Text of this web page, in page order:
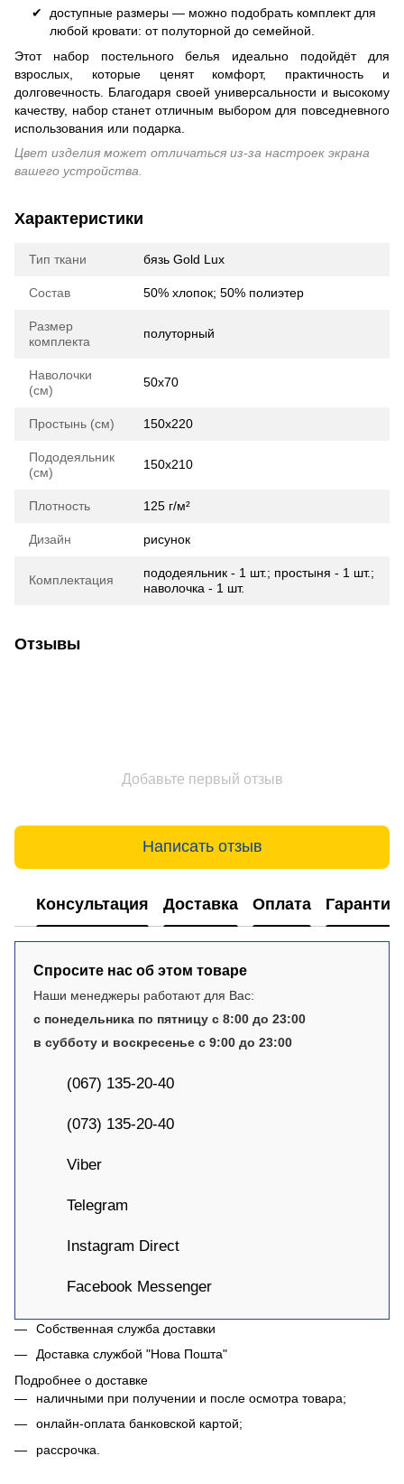
доступные размеры — можно подобрать комплект для
любой кровати: от полуторной до семейной.
Этот набор постельного белья идеально подойдёт для
взрослых, которые ценят комфорт, практичность и
долговечность. Благодаря своей универсальности и высокому
качеству, набор станет отличным выбором для повседневного
использования или подарка.
Цвет изделия может отличаться из-за настроек экрана
вашего устройства.
Характеристики
Тип ткани бязь Gold Lux
Состав 50% хлопок; 50% полиэтер
Размер
комплекта
полуторный
Наволочки
(см)
50х70
Простынь (см) 150х220
Пододеяльник
(см)
150х210
Плотность 125 г/м²
Дизайн рисунок
Комплектация
пододеяльник - 1 шт.; простыня - 1 шт.;
наволочка - 1 шт.
Отзывы
Добавьте первый отзыв
Написать отзыв
Консультация Доставка Оплата Гарантия
Спросите нас об этом товаре
Наши менеджеры работают для Вас:
с понедельника по пятницу с 8:00 до 23:00
в субботу и воскресенье с 9:00 до 23:00
(067) 135-20-40
(073) 135-20-40
Viber
Telegram
Instagram Direct
Facebook Messenger
Собственная служба доставки
Доставка службой "Нова Пошта"
Подробнее о доставке
наличными при получении и после осмотра товара;
онлайн-оплата банковской картой;
рассрочка.